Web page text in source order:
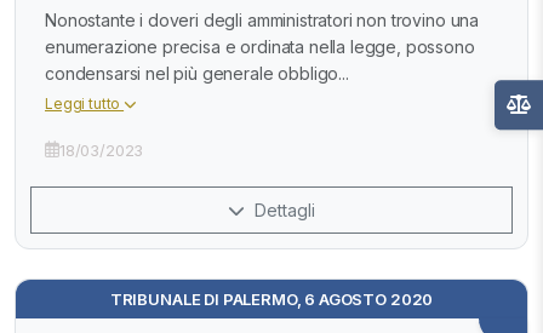
Nonostante i doveri degli amministratori non trovino una
enumerazione precisa e ordinata nella legge, possono
condensarsi nel più generale obbligo...
Leggi tutto
18/03/2023
Dettagli
TRIBUNALE DI PALERMO, 6 AGOSTO 2020